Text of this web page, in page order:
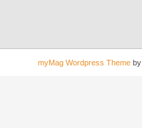
myMag Wordpress Themeby